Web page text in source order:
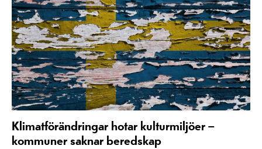
Klimatförändringar hotar kulturmiljöer –
kommuner saknar beredskap